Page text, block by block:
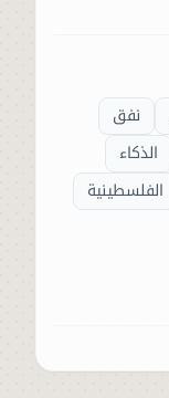
نفق
الذكاء
الفلسطينية